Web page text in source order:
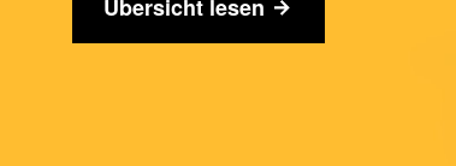
Übersicht lesen